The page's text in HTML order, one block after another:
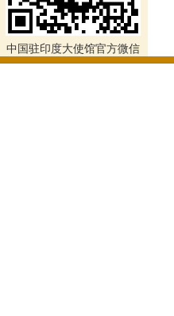
中国驻印度大使馆官方微信